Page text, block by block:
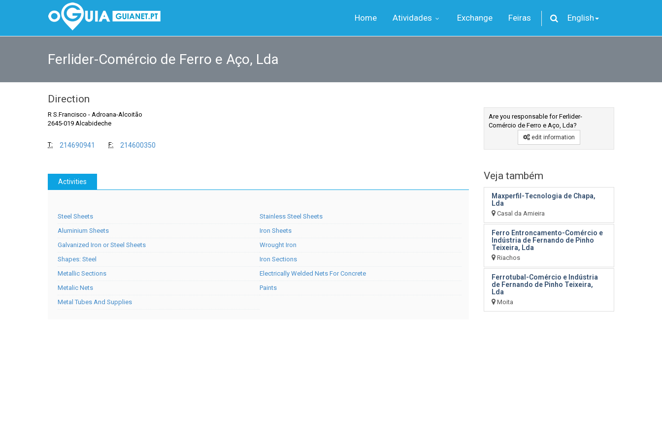
Home Atividades Exchange Feiras English
Ferlider-Comércio de Ferro e Aço, Lda
Direction
R S.Francisco - Adroana-Alcoitão
2645-019 Alcabideche
T: 214690941 F: 214600350
Activities
Steel Sheets
Stainless Steel Sheets
Aluminium Sheets
Iron Sheets
Galvanized Iron or Steel Sheets
Wrought Iron
Shapes: Steel
Iron Sections
Metallic Sections
Electrically Welded Nets For Concrete
Metalic Nets
Paints
Metal Tubes And Supplies
Are you responsable for Ferlider-
Comércio de Ferro e Aço, Lda?
edit information
Veja também
Maxperfil-Tecnologia de Chapa,
Lda
Casal da Amieira
Ferro Entroncamento-Comércio e
Indústria de Fernando de Pinho
Teixeira, Lda
Riachos
Ferrotubal-Comércio e Indústria
de Fernando de Pinho Teixeira,
Lda
Moita